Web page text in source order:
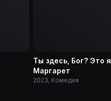
Ты здесь, Бог? Это я,
Маргарет
2023, Комедия